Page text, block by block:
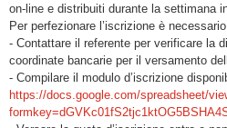
on-line e distribuiti durante la settimana
Per perfezionare l’iscrizione è
- Contattare il referente per verificare la
coordinate bancarie per il versamento
- Compilare il modulo d’iscrizione
https://docs.google.com/spreadsheet/